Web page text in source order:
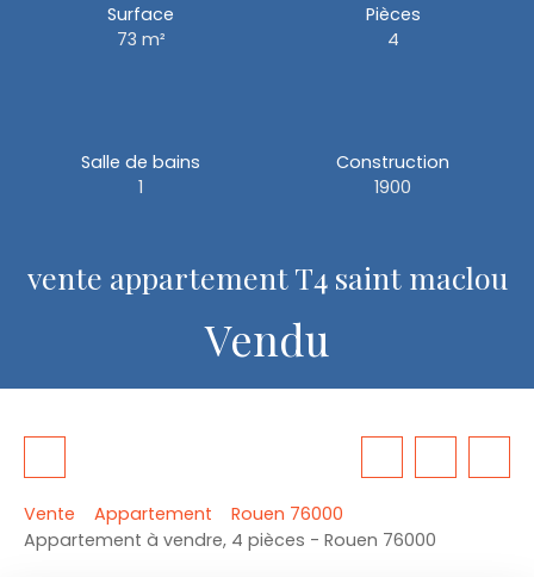
Surface
73 m²
Pièces
4
Salle de bains
1
Construction
1900
vente appartement T4 saint maclou
Vendu
Vente Appartement
Rouen 76000
Appartement à vendre, 4 pièces - Rouen 76000